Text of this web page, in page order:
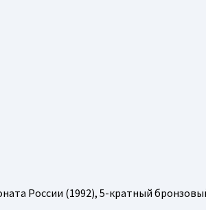
России (1992), 5-кратный